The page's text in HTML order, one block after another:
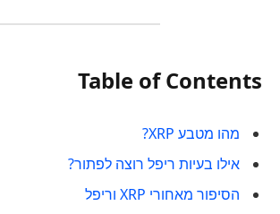
Table of Contents
מהו מטבע XRP?
אילו בעיות ריפל רוצה לפתור?
הסיפור מאחורי XRP וריפל